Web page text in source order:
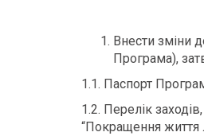
Внести зміни
Програма),
1.1. Паспорт
1.2. Перелік
“Покращення життя